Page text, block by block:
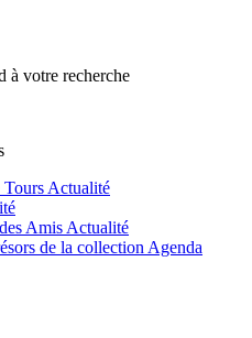
à votre recherche
Actualité
Amis Actualité
de la collection Agenda